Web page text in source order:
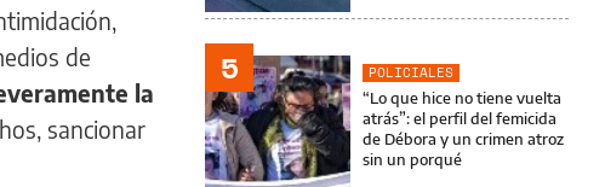
de
la
sancionar
5
POLICIALES
“Lo que hice no tiene vuelta
atrás”: el perfil del femicida
de Débora y un crimen atroz
sin un porqué